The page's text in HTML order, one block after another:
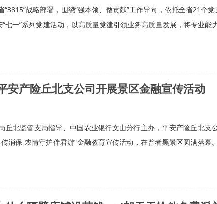
战略部署，围绕“强本领、做贡献”工作导向，依托全省21个
七一”系列党建活动，以高质量党建引领业务高质量发展，将专业能
安产险丘北支公司开展景区金融宣传活动
丘北监管支局指导、中国农业银行文山分行主办，平安产险丘北支
消保 农情守护伴君游”金融教育宣传活动，在普者黑景区圆满落幕